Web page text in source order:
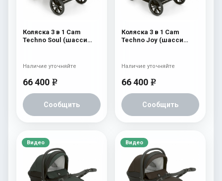
Коляска 3 в 1 Cam
Techno Soul (шасси
66 400 e
Сообщить
Наличие уточняйте
Коляска 3 в 1 Cam
Techno Joy (шасси
66 400 e
Сообщить
Наличие уточняйте
Видео Видео